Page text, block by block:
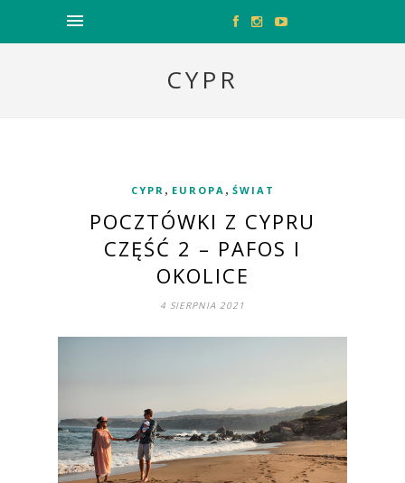
CYPR
CYPR , EUROPA , ŚWIAT
POCZTÓWKI Z CYPRU
CZĘŚĆ 2 – PAFOS I
OKOLICE
4 SIERPNIA 2021